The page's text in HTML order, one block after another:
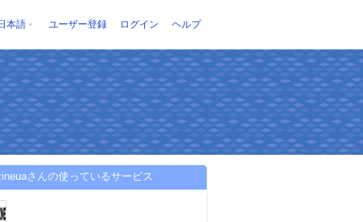
本語 ユーザー登録 ログイン ヘルプ
さんの使っているサービス